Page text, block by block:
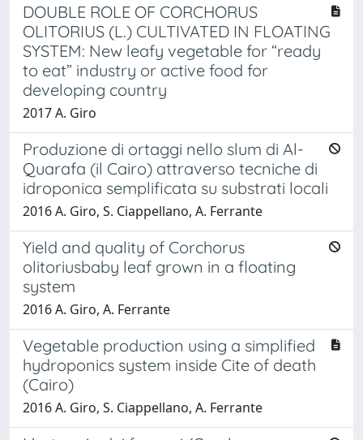
DOUBLE ROLE OF CORCHORUS
OLITORIUS (L.) CULTIVATED IN FLOATING
SYSTEM: New leafy vegetable for “ready
to eat” industry or active food for
developing country
2017 A. Giro
Produzione di ortaggi nello slum di Al-
Quarafa (il Cairo) attraverso tecniche di
idroponica semplificata su substrati locali
2016 A. Giro, S. Ciappellano, A. Ferrante
Yield and quality of Corchorus
olitoriusbaby leaf grown in a floating
system
2016 A. Giro, A. Ferrante
Vegetable production using a simplified
hydroponics system inside Cite of death
(Cairo)
2016 A. Giro, S. Ciappellano, A. Ferrante